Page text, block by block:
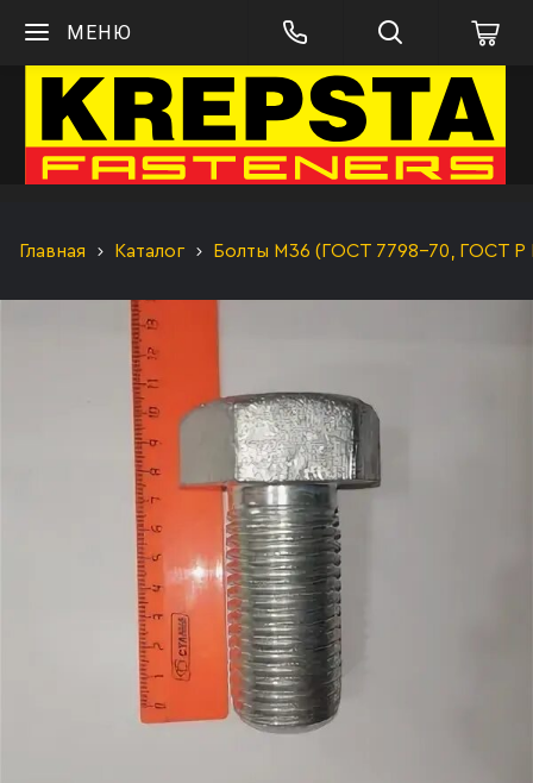
МЕНЮ
Главная Каталог Болты М36 (ГОСТ 7798-70, ГОСТ Р